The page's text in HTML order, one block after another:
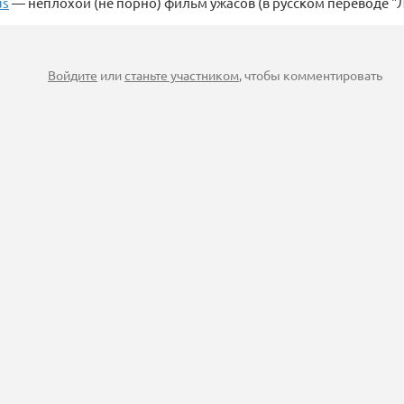
Войдите илистаньте участником, чтобы комментировать